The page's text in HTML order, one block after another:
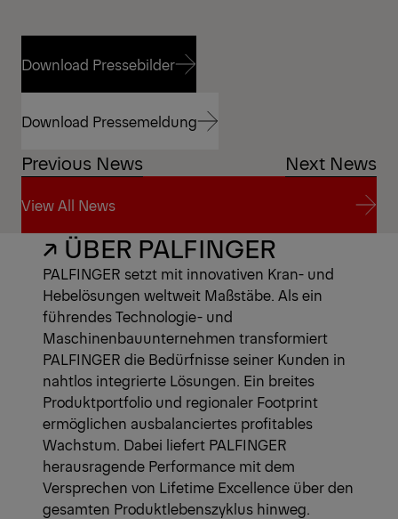
Download Pressebilder
Download Pressebilder
Download Pressemeldung
Download Pressemeldung
Previous News Next News
View All News
View All News
↗ ÜBER PALFINGER
PALFINGER setzt mit innovativen Kran- und
Hebelösungen weltweit Maßstäbe. Als ein
führendes Technologie- und
Maschinenbauunternehmen transformiert
PALFINGER die Bedürfnisse seiner Kunden in
nahtlos integrierte Lösungen. Ein breites
Produktportfolio und regionaler Footprint
ermöglichen ausbalanciertes profitables
Wachstum. Dabei liefert PALFINGER
herausragende Performance mit dem
Versprechen von Lifetime Excellence über den
gesamten Produktlebenszyklus hinweg.